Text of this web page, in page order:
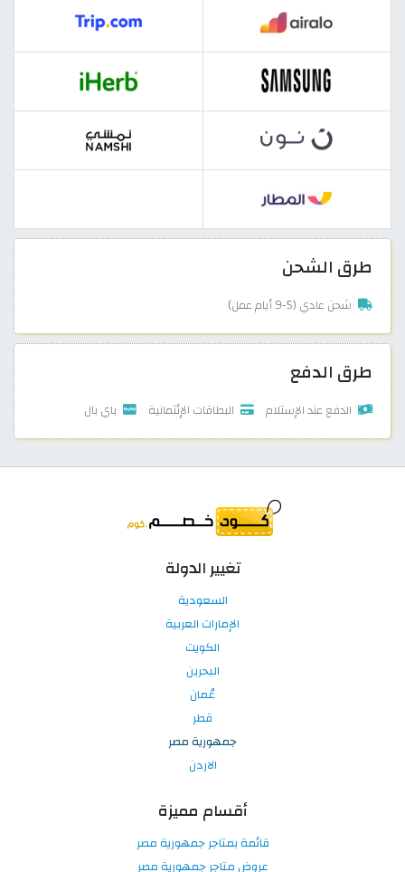
طرق الشحن
شحن عادي (5-9 أيام عمل)
طرق الدفع
الدفع عند الإستلام البطاقات الإئتمانية باي بال
تغيير الدولة
السعودية
الإمارات العربية
الكويت
البحرين
عُمان
قطر
جمهورية مصر
الاردن
أقسام مميزة
قائمة بمتاجر جمهورية مصر
عروض متاجر جمهورية مصر